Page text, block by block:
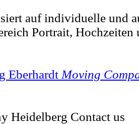
auf individuelle und
Portrait,
Eberhardt Moving
Heidelberg Contact us